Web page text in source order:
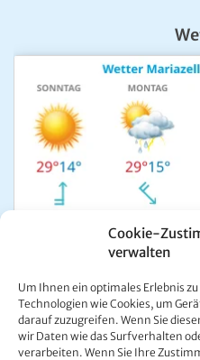
Cookie-
verwalten
Um Ihnen ein optimales Erlebnis
Technologien wie Cookies, um
darauf zuzugreifen. Wenn Sie
wir Daten wie das Surfverhalten
verarbeiten. Wenn Sie Ihre
Das aktuelle Wetter in
Unwetter Warnzentrale
Satellitenbild GeoSphere
ÖAMTC Verkehrsservice